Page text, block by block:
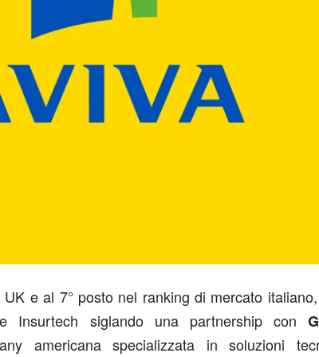
e al 7° posto nel ranking di mercato
Insurtech siglando una partnership con
americana specializzata in soluzioni